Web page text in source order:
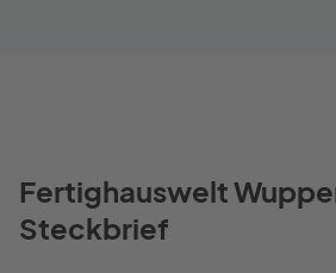
Fertighauswelt
Steckbrief